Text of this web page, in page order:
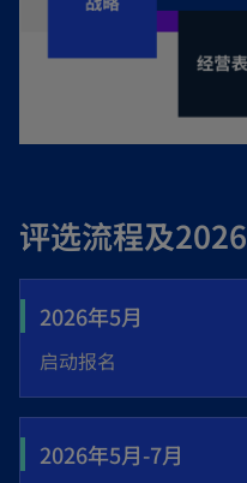
评选流程及
2026年5月
启动报名
2026年5月-7月